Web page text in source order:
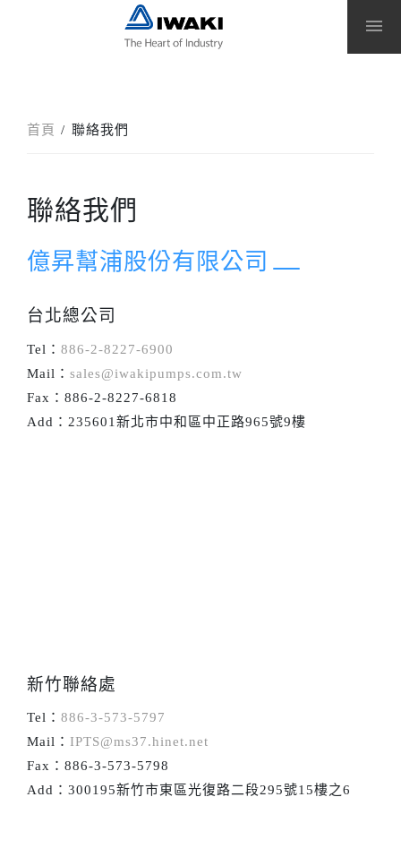
menu
首頁 聯絡我們
聯絡我們
億昇幫浦股份有限公司
台北總公司
Tel： 886-2-8227-6900
Mail： sales@iwakipumps.com.tw
Fax：886-2-8227-6818
Add：235601新北市中和區中正路965號9樓
新竹聯絡處
Tel： 886-3-573-5797
Mail： IPTS@ms37.hinet.net
Fax：886-3-573-5798
Add：300195新竹市東區光復路二段295號15樓之6